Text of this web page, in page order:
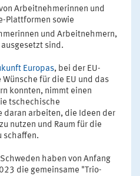
Arbeitnehmerinnen und
Plattformen sowie
und Arbeitnehmern,
sind.
Europas, bei der EU-
für die EU und das
konnten, nimmt einen
tschechische
daran arbeiten, die Ideen der
nutzen und Raum für die
schaffen.
haben von Anfang
die gemeinsame "Trio-